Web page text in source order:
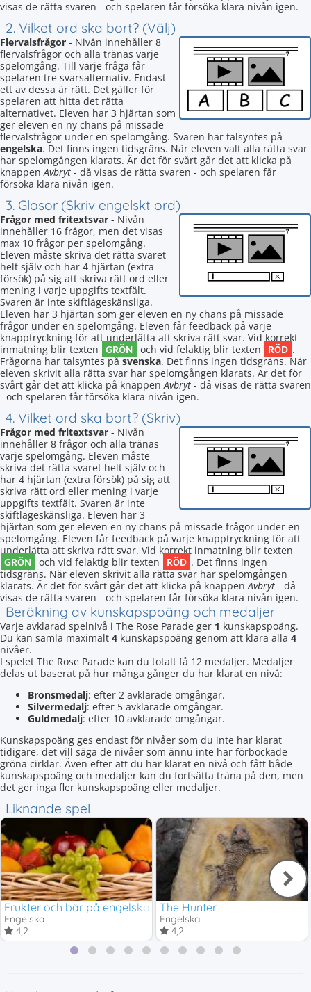
visas de rätta svaren - och spelaren får försöka klara nivån igen.
2. Vilket ord ska bort? (Välj)
Flervalsfrågor - Nivån innehåller 8
flervalsfrågor och alla tränas varje
spelomgång. Till varje fråga får
spelaren tre svarsalternativ. Endast
ett av dessa är rätt. Det gäller för
spelaren att hitta det rätta
alternativet. Eleven har 3 hjärtan som
ger eleven en ny chans på missade
flervalsfrågor under en spelomgång. Svaren har talsyntes på
engelska. Det finns ingen tidsgräns. När eleven valt alla rätta svar
har spelomgången klarats. Är det för svårt går det att klicka på
knappenAvbryt - då visas de rätta svaren - och spelaren får
försöka klara nivån igen.
3. Glosor (Skriv engelskt ord)
Frågor med fritextsvar - Nivån
innehåller 16 frågor, men det visas
max 10 frågor per spelomgång.
Eleven måste skriva det rätta svaret
helt själv och har 4 hjärtan (extra
försök) på sig att skriva rätt ord eller
mening i varje uppgifts textfält.
Svaren är inte skiftlägeskänsliga.
Eleven har 3 hjärtan som ger eleven en ny chans på missade
frågor under en spelomgång. Eleven får feedback på varje
knapptryckning för att underlätta att skriva rätt svar. Vid korrekt
inmatning blir texten GRÖN och vid felaktig blir texten RÖD .
Frågorna har talsyntes påsvenska. Det finns ingen tidsgräns. När
eleven skrivit alla rätta svar har spelomgången klarats. Är det för
svårt går det att klicka på knappenAvbryt - då visas de rätta svaren
- och spelaren får försöka klara nivån igen.
4. Vilket ord ska bort? (Skriv)
Frågor med fritextsvar - Nivån
innehåller 8 frågor och alla tränas
varje spelomgång. Eleven måste
skriva det rätta svaret helt själv och
har 4 hjärtan (extra försök) på sig att
skriva rätt ord eller mening i varje
uppgifts textfält. Svaren är inte
skiftlägeskänsliga. Eleven har 3
hjärtan som ger eleven en ny chans på missade frågor under en
spelomgång. Eleven får feedback på varje knapptryckning för att
underlätta att skriva rätt svar. Vid korrekt inmatning blir texten
GRÖN och vid felaktig blir texten RÖD . Det finns ingen
tidsgräns. När eleven skrivit alla rätta svar har spelomgången
klarats. Är det för svårt går det att klicka på knappenAvbryt - då
visas de rätta svaren - och spelaren får försöka klara nivån igen.
Beräkning av kunskapspoäng och medaljer
Varje avklarad spelnivå i The Rose Parade ger 1 kunskapspoäng.
Du kan samla maximalt 4 kunskapspoäng genom att klara alla 4
nivåer.
I spelet The Rose Parade kan du totalt få 12 medaljer. Medaljer
delas ut baserat på hur många gånger du har klarat en nivå:
Bronsmedalj: efter 2 avklarade omgångar.
Silvermedalj: efter 5 avklarade omgångar.
Guldmedalj: efter 10 avklarade omgångar.
Kunskapspoäng ges endast för nivåer som du inte har klarat
tidigare, det vill säga de nivåer som ännu inte har förbockade
gröna cirklar. Även efter att du har klarat en nivå och fått både
kunskapspoäng och medaljer kan du fortsätta träna på den, men
det ger inga fler kunskapspoäng eller medaljer.
Liknande spel
Frukter och bär på engelska
Engelska
4,2
The Hunter
Engelska
4,2